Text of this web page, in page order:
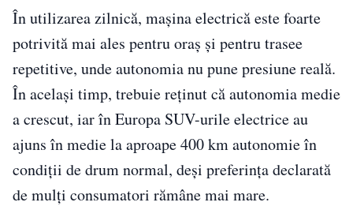
În utilizarea zilnică, mașina electrică este foarte
potrivită mai ales pentru oraș și pentru trasee
repetitive, unde autonomia nu pune presiune reală.
În același timp, trebuie reținut că autonomia medie
a crescut, iar în Europa SUV-urile electrice au
ajuns în medie la aproape 400 km autonomie în
condiții de drum normal, deși preferința declarată
de mulți consumatori rămâne mai mare.